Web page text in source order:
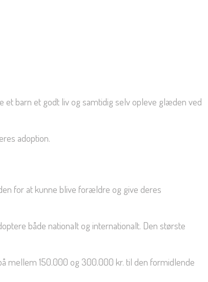
et barn et godt liv og samtidig selv opleve glæden ved
adoption.
for at kunne blive forældre og give deres
både nationalt og internationalt. Den største
mellem 150.000 og 300.000 kr. til den formidlende